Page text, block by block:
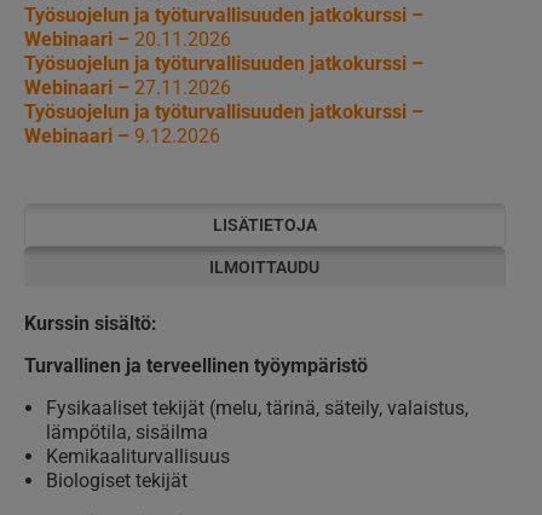
Työsuojelun ja työturvallisuuden jatkokurssi –
Webinaari – 20.11.2026
Työsuojelun ja työturvallisuuden jatkokurssi –
Webinaari – 27.11.2026
Työsuojelun ja työturvallisuuden jatkokurssi –
Webinaari – 9.12.2026
LISÄTIETOJA
ILMOITTAUDU
Kurssin sisältö:
Turvallinen ja terveellinen työympäristö
Fysikaaliset tekijät (melu, tärinä, säteily, valaistus,
lämpötila, sisäilma
Kemikaaliturvallisuus
Biologiset tekijät